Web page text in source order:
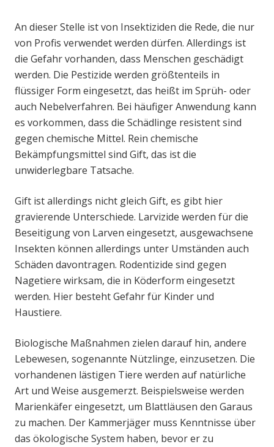
An dieser Stelle ist von Insektiziden die Rede, die nur
von Profis verwendet werden dürfen. Allerdings ist
die Gefahr vorhanden, dass Menschen geschädigt
werden. Die Pestizide werden größtenteils in
flüssiger Form eingesetzt, das heißt im Sprüh- oder
auch Nebelverfahren. Bei häufiger Anwendung kann
es vorkommen, dass die Schädlinge resistent sind
gegen chemische Mittel. Rein chemische
Bekämpfungsmittel sind Gift, das ist die
unwiderlegbare Tatsache.
Gift ist allerdings nicht gleich Gift, es gibt hier
gravierende Unterschiede. Larvizide werden für die
Beseitigung von Larven eingesetzt, ausgewachsene
Insekten können allerdings unter Umständen auch
Schäden davontragen. Rodentizide sind gegen
Nagetiere wirksam, die in Köderform eingesetzt
werden. Hier besteht Gefahr für Kinder und
Haustiere.
Biologische Maßnahmen zielen darauf hin, andere
Lebewesen, sogenannte Nützlinge, einzusetzen. Die
vorhandenen lästigen Tiere werden auf natürliche
Art und Weise ausgemerzt. Beispielsweise werden
Marienkäfer eingesetzt, um Blattläusen den Garaus
zu machen. Der Kammerjäger muss Kenntnisse über
das ökologische System haben, bevor er zu